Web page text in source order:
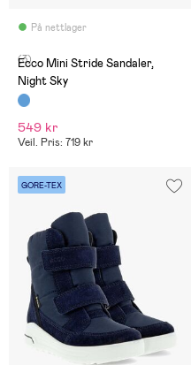
På nettlager
(3)
Ecco Mini Stride Sandaler,
Night Sky
549 kr
Veil. Pris: 719 kr
GORE-TEX